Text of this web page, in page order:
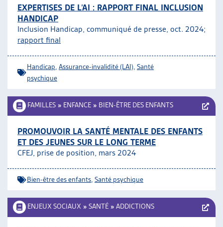
EXPERTISES DE L’AI : RAPPORT FINAL INCLUSION
HANDICAP
Inclusion Handicap, communiqué de presse, oct. 2024;
rapport final
Handicap Assurance-invalidité (LAI) Santé
psychique
FAMILLES » ENFANCE » BIEN-ÊTRE DES ENFANTS
PROMOUVOIR LA SANTÉ MENTALE DES ENFANTS
ET DES JEUNES SUR LE LONG TERME
CFEJ, prise de position, mars 2024
Bien-être des enfants Santé psychique
ENJEUX SOCIAUX » SANTÉ » ADDICTIONS